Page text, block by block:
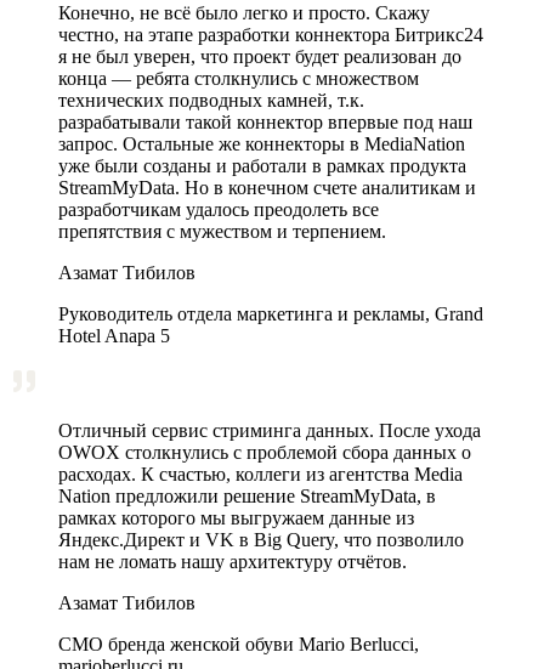
Конечно, не всё было легко и просто. Скажу
честно, на этапе разработки коннектора Битрикс24
я не был уверен, что проект будет реализован до
конца — ребята столкнулись с множеством
технических подводных камней, т.к.
разрабатывали такой коннектор впервые под наш
запрос. Остальные же коннекторы в MediaNation
уже были созданы и работали в рамках продукта
StreamMyData. Но в конечном счете аналитикам и
разработчикам удалось преодолеть все
препятствия с мужеством и терпением.
Азамат Тибилов
Руководитель отдела маркетинга и рекламы, Grand
Hotel Anapa 5
Отличный сервис стриминга данных. После ухода
OWOX столкнулись с проблемой сбора данных о
расходах. К счастью, коллеги из агентства Media
Nation предложили решение StreamMyData, в
рамках которого мы выгружаем данные из
Яндекс.Директ и VK в Big Query, что позволило
нам не ломать нашу архитектуру отчётов.
Азамат Тибилов
CMO бренда женской обуви Mario Berlucci,